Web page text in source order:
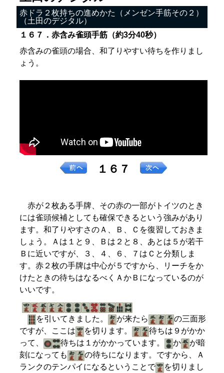
赤ドラ２枚持ちの進めかた（メンゼン手筋その２）
（土田のデジタル）
１６７．赤含み雀頭手筋（約3分40秒）
赤含みの雀頭の場合、和了りやすい待ちを作りまし
ょう。
１６７
赤が２枚ある手牌、その赤の一部がトイツのとき
には雀頭候補としても確保できるという強みがあり
ます。和了りやすさのＡ、Ｂ、Ｃを復習しておきま
しょう。Ａは１と９、Ｂは２と８、あとは５が若干
Ｂに近いですが、３、４、６、７はＣと分類しま
す。赤２枚の手牌は中心が５ですから、リーチをか
けたときの待ちはなるべくＡかＢになっているのが
いいです。
を引いてきました。 が来たら
の三面形
ですが、ここは
を切ります。
待ちは９がかか
って、
待ちは１がかかっています。 か
が暗
刻になっても
の待ちになります。ですから、Ａ
ランクのテンパイになるということで
を切りまし